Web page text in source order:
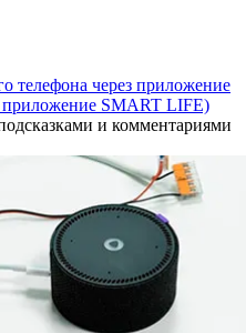
телефона через приложение
SMART LIFE)
и комментариями